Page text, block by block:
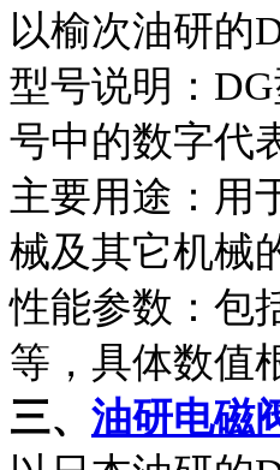
以榆次油研的
型号说明：
号中的数字代
主要用途：用
械及其它机械
性能参数：包
等，具体数值
三、 油研电磁